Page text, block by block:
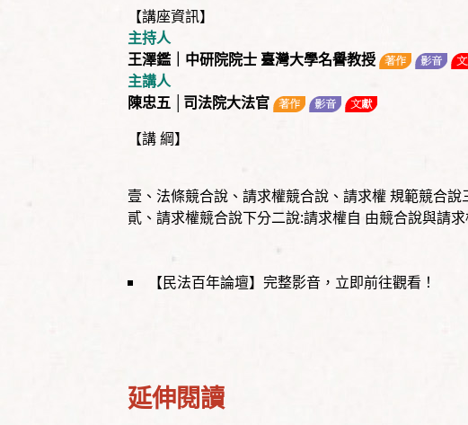
【講座資訊】
主持人
王澤鑑｜中研院院士 臺灣大學名譽教授
主講人
陳忠五 │司法院大法官
【講 綱】
壹、法條競合說、請求權競合說、請求權 規範競合說
貳、請求權競合說下分二說:請求權自 由競合說與請
【民法百年論壇】完整影音，立即前往觀看！
延伸閱讀